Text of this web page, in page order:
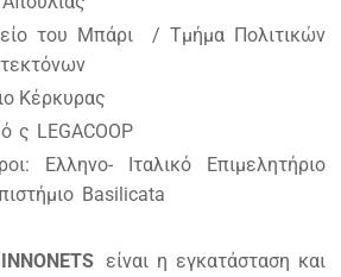
του Μπάρι / Τμήμα Πολιτικών
Κέρκυρας
ς LEGACOOP
Ελληνο- Ιταλικό Επιμελητήριο
Basilicata
INNONETS είναι η εγκατάσταση και